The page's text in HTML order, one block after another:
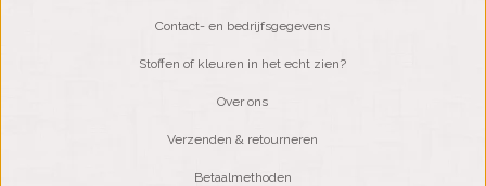
Contact- en bedrijfsgegevens
Stoffen of kleuren in het echt zien?
Over ons
Verzenden & retourneren
Betaalmethoden